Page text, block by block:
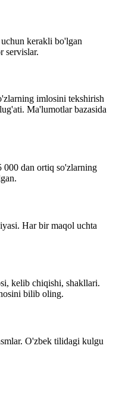
kerakli bo'lgan
servislar.
imlosini tekshirish
Ma'lumotlar bazasida
dan ortiq so'zlarning
Har bir maqol uchta
kelib chiqishi, shakllari.
bilib oling.
O'zbek tilidagi kulgu